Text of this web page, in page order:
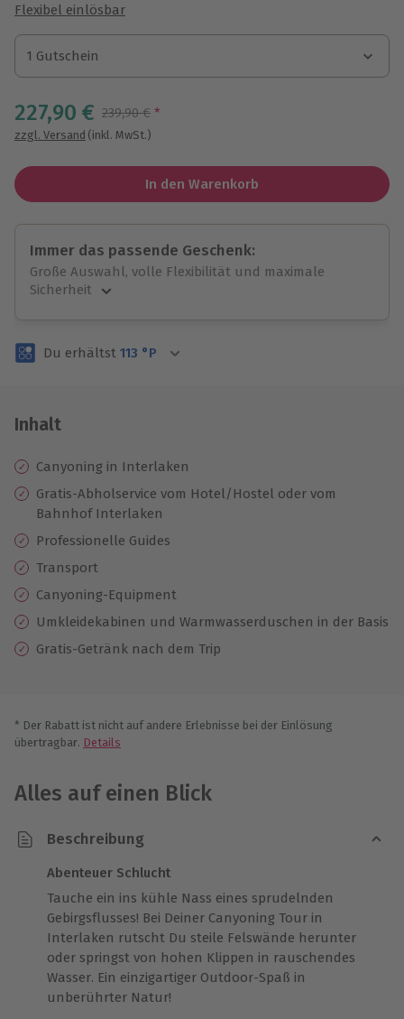
Flexibel einlösbar
1 Gutschein
1 Gutschein
1 Gutschein
227,90 € Streichpreis
239,90 € *
zzgl. Versand (inkl. MwSt.)
In den Warenkorb
Immer das passende Geschenk:
Große Auswahl, volle Flexibilität und maximale
Sicherheit
Volle Flexibilität
3 Jahre gültig & verlängerbar.
Du erhältst 113 °P
Inhalt
Canyoning in Interlaken
Gratis-Abholservice vom Hotel/Hostel oder vom
Bahnhof Interlaken
Professionelle Guides
Transport
Canyoning-Equipment
Umkleidekabinen und Warmwasserduschen in der Basis
Gratis-Getränk nach dem Trip
* Der Rabatt ist nicht auf andere Erlebnisse bei der Einlösung
übertragbar. Details
Alles auf einen Blick
Beschreibung
Abenteuer Schlucht
Tauche ein ins kühle Nass eines sprudelnden
Gebirgsflusses! Bei Deiner Canyoning Tour in
Interlaken rutscht Du steile Felswände herunter
oder springst von hohen Klippen in rauschendes
Wasser. Ein einzigartiger Outdoor-Spaß in
unberührter Natur!